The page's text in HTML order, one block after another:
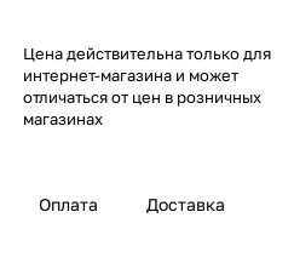
Цена действительна только для
интернет-магазина и может
отличаться от цен в розничных
магазинах
Оплата Доставка